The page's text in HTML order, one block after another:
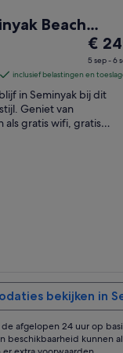
Beach
De
prijs
is
€ 249
nacht
€
5 sep - 6
inclusief belastingen en
in Seminyak bij dit
Geniet van
als gratis wifi, gratis
bekijken in
afgelopen 24 uur op
beschikbaarheid kunnen